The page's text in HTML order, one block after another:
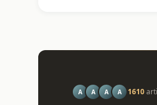
A A A A 1610